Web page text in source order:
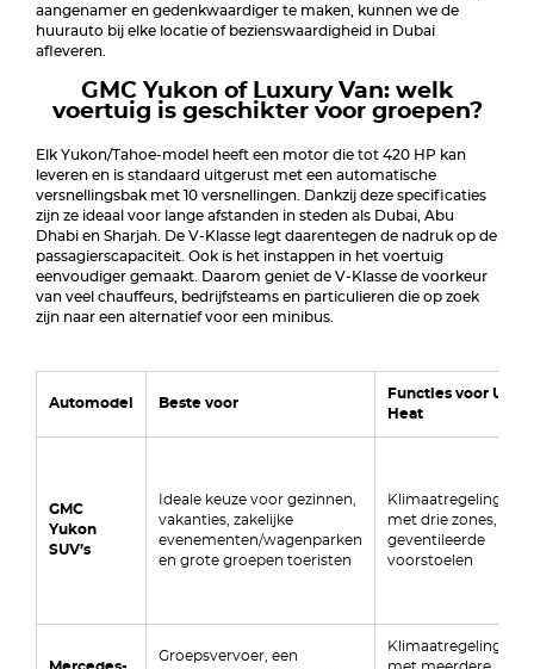
aangenamer en gedenkwaardiger te maken, kunnen we de
huurauto bij elke locatie of bezienswaardigheid in Dubai
afleveren.
GMC Yukon of Luxury Van: welk
voertuig is geschikter voor groepen?
Elk Yukon/Tahoe-model heeft een motor die tot 420 HP kan
leveren en is standaard uitgerust met een automatische
versnellingsbak met 10 versnellingen. Dankzij deze specificaties
zijn ze ideaal voor lange afstanden in steden als Dubai, Abu
Dhabi en Sharjah. De V-Klasse legt daarentegen de nadruk op de
passagierscapaciteit. Ook is het instappen in het voertuig
eenvoudiger gemaakt. Daarom geniet de V-Klasse de voorkeur
van veel chauffeurs, bedrijfsteams en particulieren die op zoek
zijn naar een alternatief voor een minibus.
Automodel Beste voor
Functies voor UAE
Heat
GMC
Yukon
SUV’s
Ideale keuze voor gezinnen,
vakanties, zakelijke
evenementen/wagenparken
en grote groepen toeristen
Klimaatregeling
met drie zones,
geventileerde
voorstoelen
Groepsvervoer, een
Klimaatregeling